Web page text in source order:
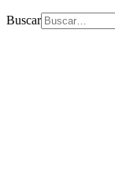
Buscar